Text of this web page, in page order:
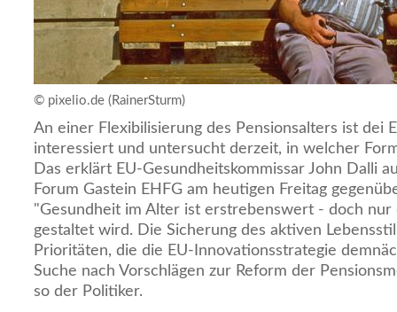
© pixelio.de (RainerSturm)
An einer Flexibilisierung des Pensionsalters ist dei
interessiert und untersucht derzeit, in welcher
Das erklärt EU-Gesundheitskommissar John Dalli
Forum Gastein EHFG am heutigen Freitag
"Gesundheit im Alter ist erstrebenswert - doch nur
gestaltet wird. Die Sicherung des aktiven
Prioritäten, die die EU-Innovationsstrategie
Suche nach Vorschlägen zur Reform der
so der Politiker.